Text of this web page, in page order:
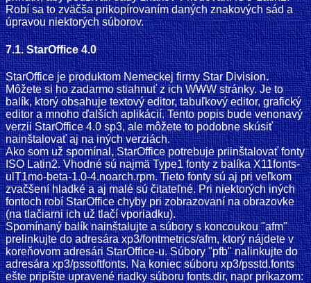
Robí sa to zväčša prikopírovaním daných znakových sád a
úpravou niektorých súborov.
7.1. StarOffice 4.0
StarOffice je produktom Nemeckej firmy Star Division.
Môžete si ho zadarmo stiahnuť z ich WWW stránky. Je to
balík, ktorý obsahuje textový editor, tabuľkový editor, grafický
editor a mnoho ďalších aplikácií. Tento popis bude venonavý
verzii StarOffice 4.0 sp3, ale môžete to podobne skúsiť
nainštalovať aj na iných verziách.
Ako som už spomínal, StarOffice potrebuje priinštalovať fonty
ISO Latin2. Vhodné sú najmä Type1 fonty z balíka X11fonts-
ulT1mo-beta-1.0-4.noarch.rpm. Tieto fonty sú aj pri veľkom
zvačšení hladké a aj malé sú čitateľné. Pri niektorých iných
fontoch robí StarOffice chyby pri zobrazovaní na obrazovke
(na tlačiarni ich už tlačí vporiadku).
Spomínaný balík nainštalujte a súbory s koncoukou "afm"
prelinkujte do adresára xp3/fontmetrics/afm, ktorý nájdete v
koreňovom adresári StarOffice-u. Súbory "pfb" nalinkujte do
adresára xp3/pssoftfonts. Na koniec súboru xp3/psstd.fonts
ešte pripíšte upravené riadky súboru fonts.dir, napr príkazom: